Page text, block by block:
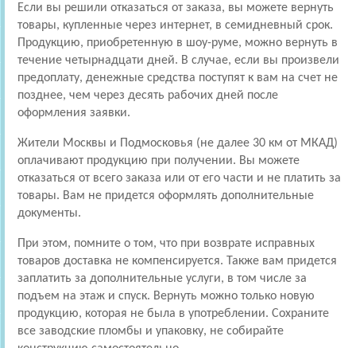
Если вы решили отказаться от заказа, вы можете вернуть
товары, купленные через интернет, в семидневный срок.
Продукцию, приобретенную в шоу-руме, можно вернуть в
течение четырнадцати дней. В случае, если вы произвели
предоплату, денежные средства поступят к вам на счет не
позднее, чем через десять рабочих дней после
оформления заявки.
Жители Москвы и Подмосковья (не далее 30 км от МКАД)
оплачивают продукцию при получении. Вы можете
отказаться от всего заказа или от его части и не платить за
товары. Вам не придется оформлять дополнительные
документы.
При этом, помните о том, что при возврате исправных
товаров доставка не компенсируется. Также вам придется
заплатить за дополнительные услуги, в том числе за
подъем на этаж и спуск. Вернуть можно только новую
продукцию, которая не была в употреблении. Сохраните
все заводские пломбы и упаковку, не собирайте